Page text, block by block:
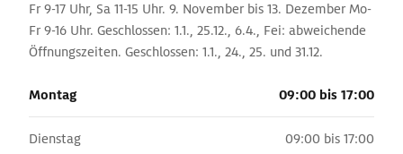
Fr 9-17 Uhr, Sa 11-15 Uhr. 9. November bis 13. Dezember Mo-
Fr 9-16 Uhr. Geschlossen: 1.1., 25.12., 6.4., Fei: abweichende
Öffnungszeiten. Geschlossen: 1.1., 24., 25. und 31.12.
Montag 09:00 bis 17:00
Dienstag 09:00 bis 17:00